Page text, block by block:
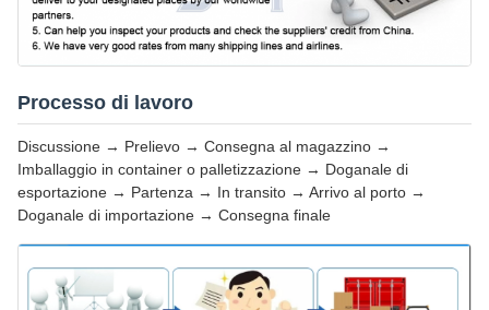
Processo di lavoro
Discussione → Prelievo → Consegna al magazzino →
Imballaggio in container o palletizzazione → Doganale di
esportazione → Partenza → In transito → Arrivo al porto →
Doganale di importazione → Consegna finale